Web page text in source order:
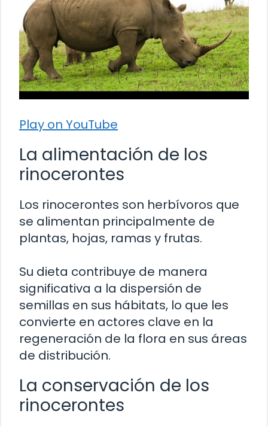
Play on YouTube
La alimentación de los
rinocerontes
Los rinocerontes son herbívoros que
se alimentan principalmente de
plantas, hojas, ramas y frutas.
Su dieta contribuye de manera
significativa a la dispersión de
semillas en sus hábitats, lo que les
convierte en actores clave en la
regeneración de la flora en sus áreas
de distribución.
La conservación de los
rinocerontes